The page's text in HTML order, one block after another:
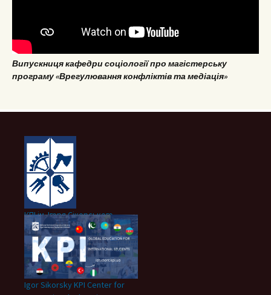
Випускниця кафедри соціології про магістерську
програму «Врегулювання конфліктів та медіація»
КПІ ім. Ігоря Сікорського
Igor Sikorsky KPI Center for